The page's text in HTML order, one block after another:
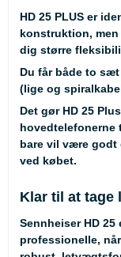
HD 25 PLUS er
konstruktion,
dig større
Du får både to
(lige og
Det gør HD 25
hovedtelefonerne
bare vil være godt
ved købet.
Klar til at tage
Sennheiser HD
professionelle,